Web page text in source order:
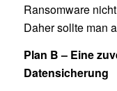
Ransomware
Daher sollte man
Plan B – Eine
Datensicherung